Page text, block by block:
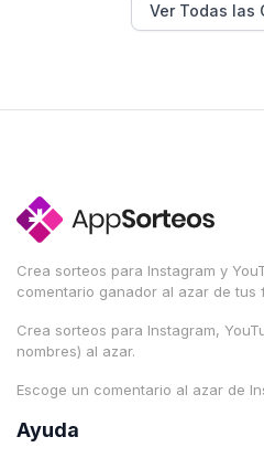
Ver Todas las
Crea sorteos para Instagram y
comentario ganador al azar de tus
Crea sorteos para Instagram,
nombres) al azar.
Escoge un comentario al azar de
Ayuda